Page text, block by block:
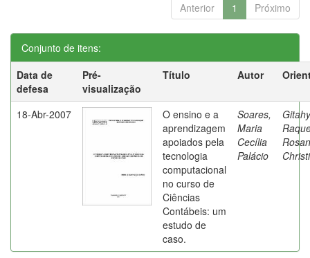
Anterior 1 Próximo
Conjunto de itens:
Data de
defesa
Pré-
visualização
Título Autor
18-Abr-2007
O ensino e a
aprendizagem
apoiados pela
tecnologia
computacional
no curso de
Ciências
Contábeis: um
estudo de
caso.
Soares,
Maria
Cecília
Palácio
Rosan